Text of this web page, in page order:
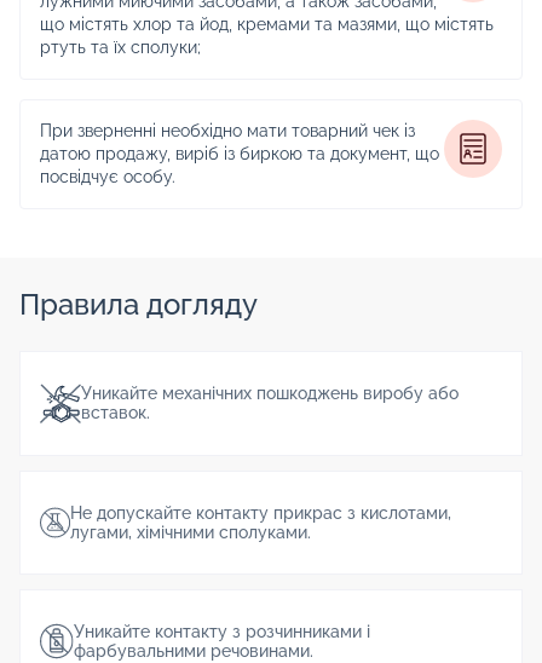
що містять хлор та йод, кремами та мазями, що містять
ртуть та їх сполуки;
При зверненні необхідно мати товарний чек із
датою продажу, виріб із биркою та документ, що
посвідчує особу.
Правила догляду
Уникайте механічних пошкоджень виробу або
вставок.
Не допускайте контакту прикрас з кислотами,
лугами, хімічними сполуками.
Уникайте контакту з розчинниками і
фарбувальними речовинами.